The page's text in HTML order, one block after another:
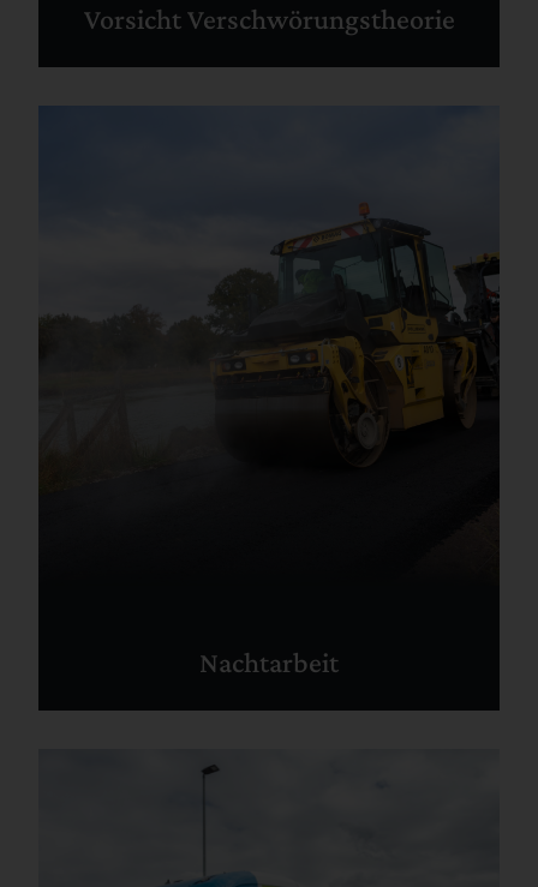
Vorsicht Verschwörungstheorie
Nachtarbeit